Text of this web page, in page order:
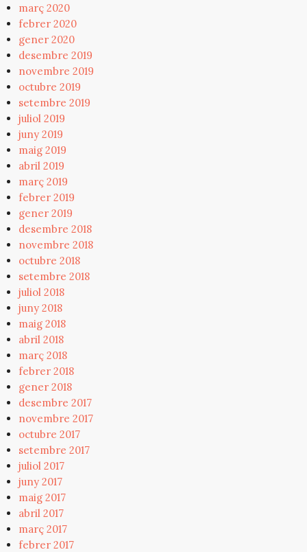
març 2020
febrer 2020
gener 2020
desembre 2019
novembre 2019
octubre 2019
setembre 2019
juliol 2019
juny 2019
maig 2019
abril 2019
març 2019
febrer 2019
gener 2019
desembre 2018
novembre 2018
octubre 2018
setembre 2018
juliol 2018
juny 2018
maig 2018
abril 2018
març 2018
febrer 2018
gener 2018
desembre 2017
novembre 2017
octubre 2017
setembre 2017
juliol 2017
juny 2017
maig 2017
abril 2017
març 2017
febrer 2017